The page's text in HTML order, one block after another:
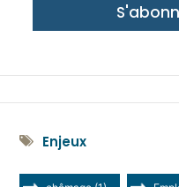
Enjeux